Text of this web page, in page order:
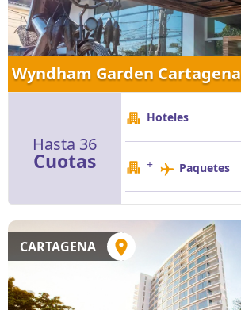
Wyndham Garden Cartagena
Hasta 36
Cuotas
Hoteles
+ Paquetes
CARTAGENA